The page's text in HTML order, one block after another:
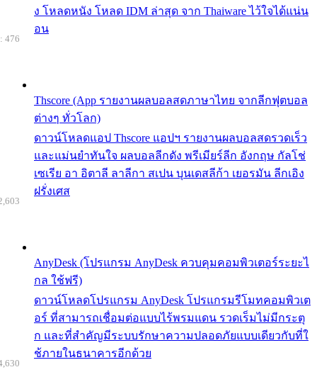
ง โหลดหนัง โหลด IDM ล่าสุด จาก Thaiware ไว้ใจได้แน่น
อน
Thscore (App รายงานผลบอลสดภาษาไทย จากลีกฟุตบอล
ต่างๆ ทั่วโลก)
ดาวน์โหลดแอป Thscore แอปฯ รายงานผลบอลสดรวดเร็ว
และแม่นยำทันใจ ผลบอลลีกดัง พรีเมียร์ลีก อังกฤษ กัลโช่
เซเรีย อา อิตาลี ลาลีกา สเปน บุนเดสลีก้า เยอรมัน ลีกเอิง
ฝรั่งเศส
476
AnyDesk (โปรแกรม AnyDesk ควบคุมคอมพิวเตอร์ระยะไ
กล ใช้ฟรี)
ดาวน์โหลดโปรแกรม AnyDesk โปรแกรมรีโมทคอมพิวเต
อร์ ที่สามารถเชื่อมต่อแบบไร้พรมแดน รวดเร็มไม่มีกระตุ
ก และที่สำคัญมีระบบรักษาความปลอดภัยแบบเดียวกับที่ใ
ช้ภายในธนาคารอีกด้วย